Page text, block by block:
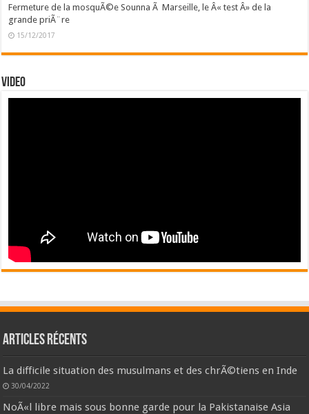
Fermeture de la mosquÃ©e Sounna Ã Marseille, le Â« test Â» de la
grande priÃ¨re
15/12/2017
Video
Articles récents
La difficile situation des musulmans et des chrÃ©tiens en Inde
30/04/2022
NoÃ«l libre mais sous bonne garde pour la Pakistanaise Asia